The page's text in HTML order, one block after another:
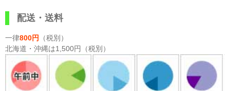
配送・送料
一律800円 （税別）
北海道・沖縄は1,500円（税別）